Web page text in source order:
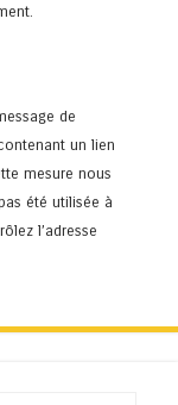
de
un lien
mesure nous
été utilisée à
l’adresse